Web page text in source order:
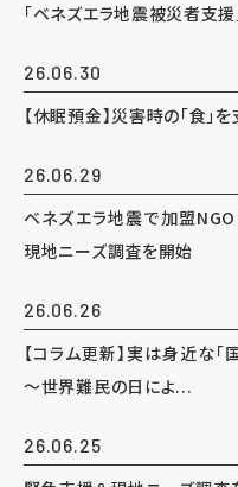
「ベネズエラ地震被災者支援
26.06.30
【休眠預金】災害時の「食」
26.06.29
ベネズエラ地震で加盟
現地ニーズ調査を開始
26.06.26
【コラム更新】実は身近な
～世界難民の日によ...
26.06.25